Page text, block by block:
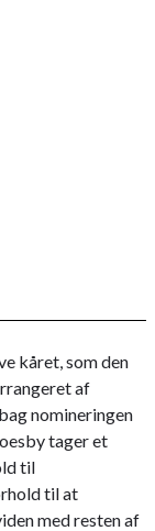
kåret, som den
af
nomineringen
tager et
til
til at
med resten af